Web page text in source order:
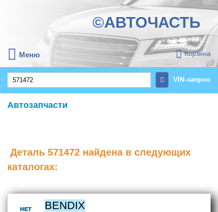
©АВТОЧАСТЬ
Меню Корзина
VIN-запрос
Автозапчасти
Деталь 571472 найдена в следующих
каталогах:
BENDIX